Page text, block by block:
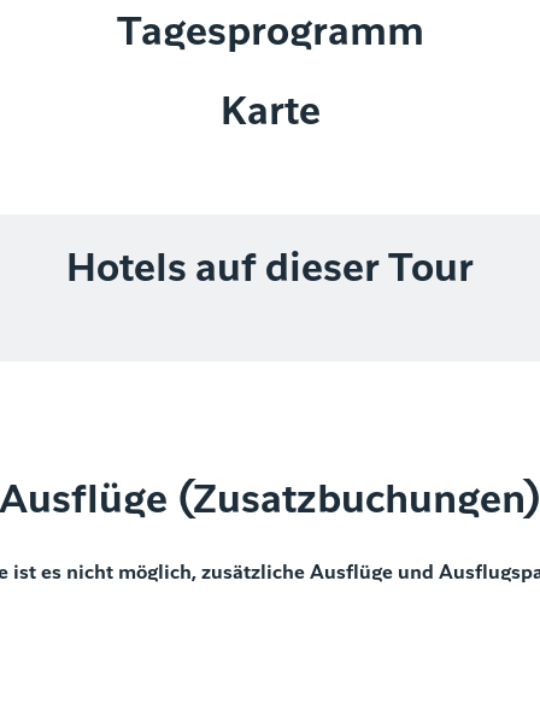
Tagesprogramm
Karte
Hotels auf dieser Tour
Ausflüge (Zusatzbuchungen)
ist es nicht möglich, zusätzliche Ausflüge und